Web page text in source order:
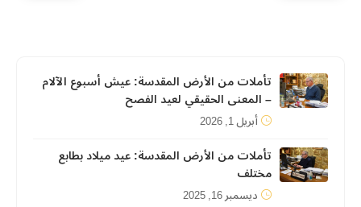
تأملات من الأرض المقدسة: عيش أسبوع الآلام
– المعنى الحقيقي لعيد الفصح
أبريل 1, 2026
تأملات من الأرض المقدسة: عيد ميلاد بطابع
مختلف
ديسمبر 16, 2025